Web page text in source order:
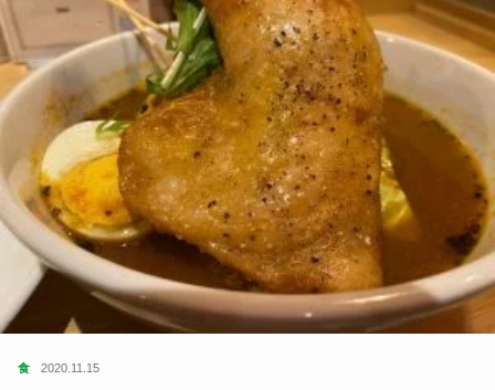
食 2020.11.15